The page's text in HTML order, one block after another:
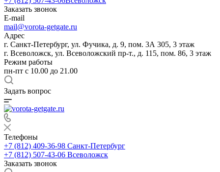
Заказать звонок
E-mail
mail@vorota-getgate.ru
Адрес
г. Санкт-Петербург, ул. Фучика, д. 9, пом. 3А 305, 3 этаж
г. Всеволожск, ул. Всеволожский пр-т., д. 115, пом. 86, 3 этаж
Режим работы
пн-пт c 10.00 до 21.00
Задать вопрос
Телефоны
+7 (812) 409-36-98 Санкт-Петербург
+7 (812) 507-43-06 Всеволожск
Заказать звонок